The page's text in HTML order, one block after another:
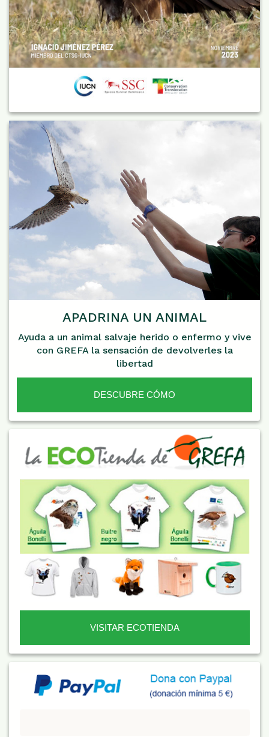
APADRINA UN ANIMAL
Ayuda a un animal salvaje herido o enfermo y vive
con GREFA la sensación de devolverles la
libertad
DESCUBRE CÓMO
VISITAR ECOTIENDA